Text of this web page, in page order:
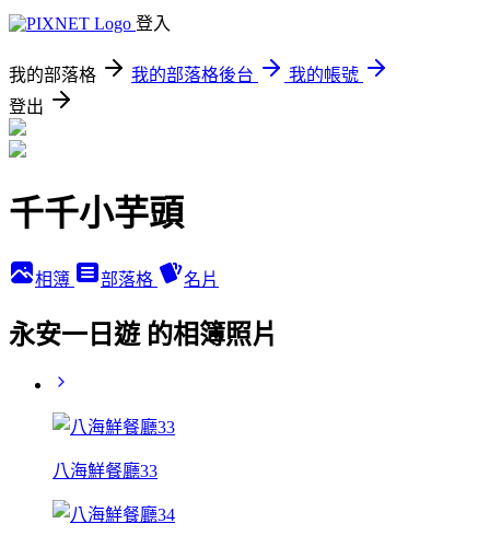
登入
我的部落格 我的部落格後台
我的帳號
登出
千千小芋頭
相簿 部落格 名片
永安一日遊 的相簿照片
八海鮮餐廳33